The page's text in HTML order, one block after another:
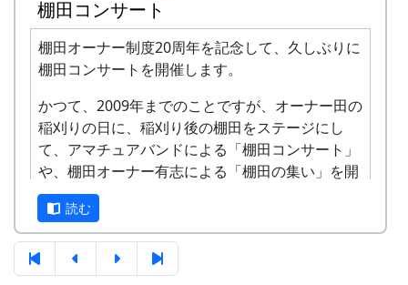
岩座神棚田保全推進協議会事務局
TEL & FAX: 9999-99-9999
携帯: 999-9999-9999
MAIL : mailaddress
担当 : XX
申込み期限 : 2018年2月28日。
選考 : 応募者が募集数を超えた場合は、アン
ケート回答をもとに、当協議会で書類選考さ
申込み方法 : 下記の申込み窓口に、電話、
FAXまたはメールでお申し込み下さい（FAX
またはメールの場合は、郵便番号、住所、氏
名、電話番号を明記して下さい）。 折り返
し、詳しい内容と「申し込みアンケート」を
お送りいたしますので、申し込みアンケート
をご返送ください。
申込み・お問合せの窓口
棚田コンサート
棚田オーナー制度20周年を記念して、久しぶりに
棚田コンサートを開催します。
かつて、2009年までのことですが、オーナー田の
稲刈りの日に、稲刈り後の棚田をステージにし
て、アマチュアバンドによる「棚田コンサート」
や、棚田オーナー有志による「棚田の集い」を開
催していました。 棚田コンサートでは、各バンド
が棚田の情景を織り込んだ自作のオリジナル曲を
披露し、審査員に坂庭省吾さんを招いてコンテス
ト形式で行ったこともありました。
読む